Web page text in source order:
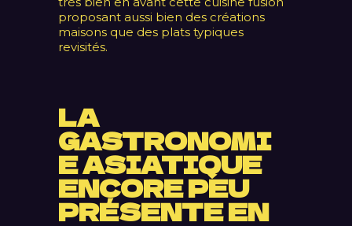
proposant aussi bien des créations
maisons que des plats typiques
revisités.
LA
GASTRONOMI
E ASIATIQUE
ENCORE PEU
PRÉSENTE EN